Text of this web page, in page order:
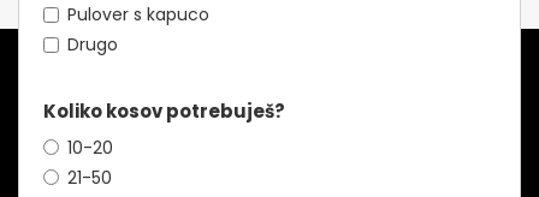
Pulover s kapuco
Drugo
Koliko kosov potrebuješ?
10-20
21-50